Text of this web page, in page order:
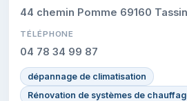
44 chemin Pomme 69160
TÉLÉPHONE
04 78 34 99 87
dépannage de climatisation
Rénovation de systèmes de